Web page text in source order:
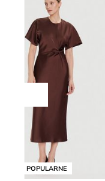
Przesuń w lewo
POPULARNE